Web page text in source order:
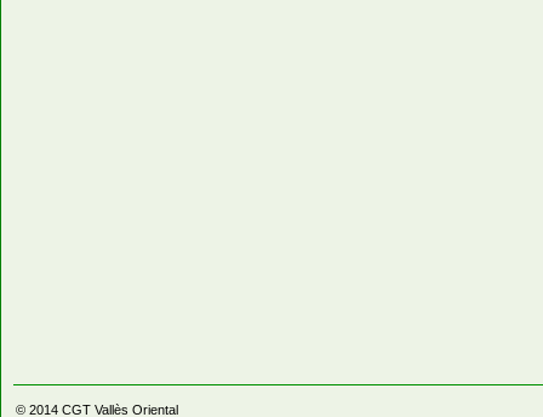
© 2014 CGT Vallès Oriental